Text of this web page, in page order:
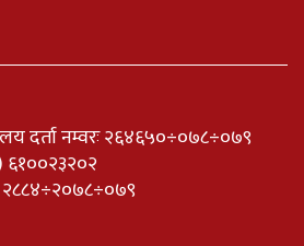
दर्ता नम्वरः २६४६५०÷०७८÷०७९
६१००२३२०२
२८८४÷२०७८÷०७९